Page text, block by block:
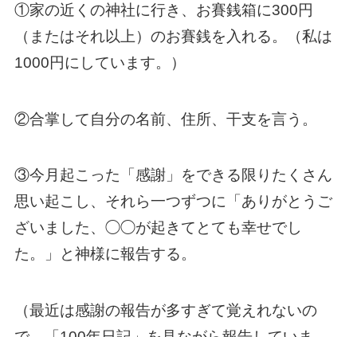
①家の近くの神社に行き、お賽銭箱に300円
（またはそれ以上）のお賽銭を入れる。（私は
1000円にしています。）
②合掌して自分の名前、住所、干支を言う。
③今月起こった「感謝」をできる限りたくさん
思い起こし、それら一つずつに「ありがとうご
ざいました、◯◯が起きてとても幸せでし
た。」と神様に報告する。
（最近は感謝の報告が多すぎて覚えれないの